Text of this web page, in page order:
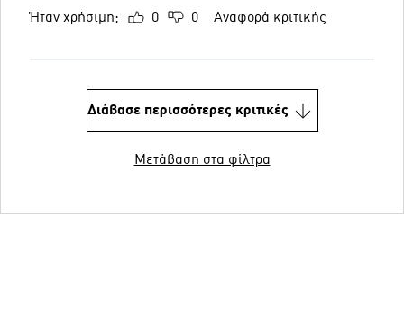
Ήταν χρήσιμη; 0 0 Αναφορά κριτικής
Διάβασε περισσότερες κριτικές
Μετάβαση στα φίλτρα